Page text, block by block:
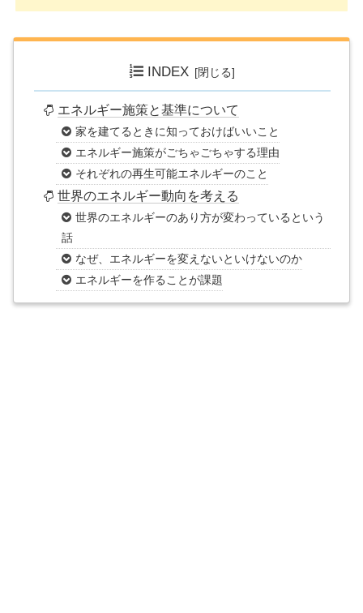
INDEX
エネルギー施策と基準について
家を建てるときに知っておけばいいこと
エネルギー施策がごちゃごちゃする理由
それぞれの再生可能エネルギーのこと
世界のエネルギー動向を考える
世界のエネルギーのあり方が変わっているという
話
なぜ、エネルギーを変えないといけないのか
エネルギーを作ることが課題